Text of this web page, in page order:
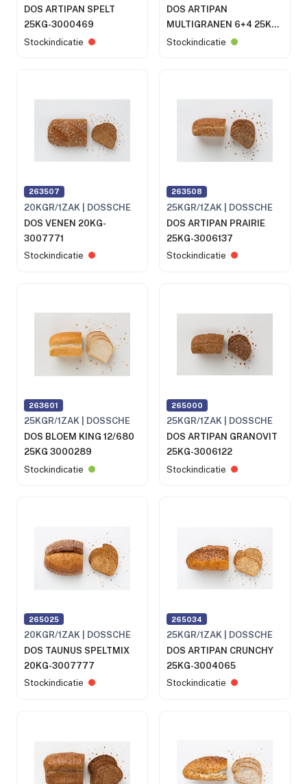
DOS ARTIPAN SPELT
25KG-3000469
Stockindicatie
DOS ARTIPAN
MULTIGRANEN 6+4 25KG-
3000454
Stockindicatie
263507
20KGR/1ZAK | DOSSCHE
DOS VENEN 20KG-
3007771
Stockindicatie
263508
25KGR/1ZAK | DOSSCHE
DOS ARTIPAN PRAIRIE
25KG-3006137
Stockindicatie
263601
25KGR/1ZAK | DOSSCHE
DOS BLOEM KING 12/680
25KG 3000289
Stockindicatie
265000
25KGR/1ZAK | DOSSCHE
DOS ARTIPAN GRANOVIT
25KG-3006122
Stockindicatie
265025
20KGR/1ZAK | DOSSCHE
DOS TAUNUS SPELTMIX
20KG-3007777
Stockindicatie
265034
25KGR/1ZAK | DOSSCHE
DOS ARTIPAN CRUNCHY
25KG-3004065
Stockindicatie